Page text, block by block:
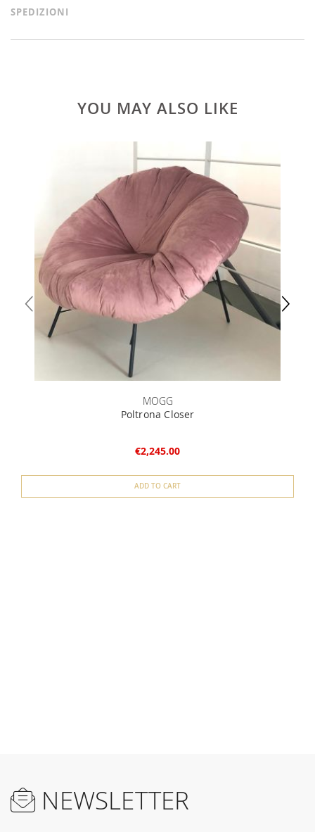
SPEDIZIONI
YOU MAY ALSO LIKE
MOGG
Poltrona Closer
€2,245.00
ADD TO CART
NEWSLETTER